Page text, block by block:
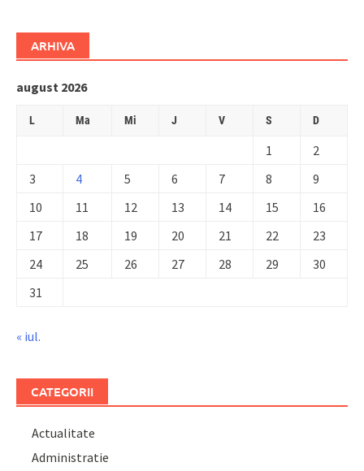
ARHIVA
august 2026
L Ma Mi J V S D
1
2
3
4 5 6 7 8
9
10
11 12 13 14 15
16
17
18 19 20 21 22
23
24
25 26 27 28 29
30
31
« iul.
CATEGORII
Actualitate
Administratie